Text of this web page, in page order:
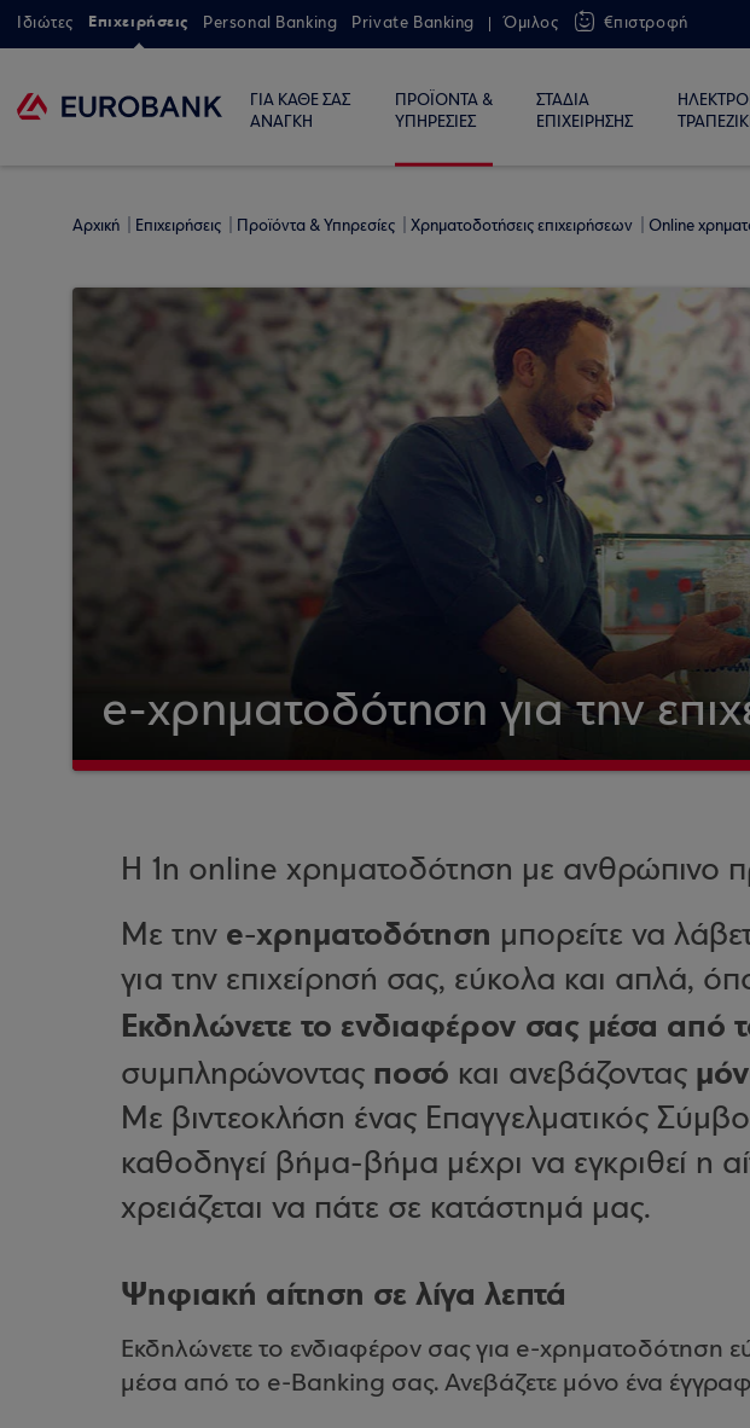
Ιδιώτες Επιχειρήσεις Personal Banking Private Banking Όμιλος €πιστροφή
ΓΙΑ ΚΑΘΕ ΣΑΣ
ΑΝΑΓΚΗ
ΠΡΟΪΟΝΤΑ &
ΥΠΗΡΕΣΙΕΣ
ΣΤΑΔΙΑ
ΕΠΙΧΕΙΡΗΣΗΣ
Αρχική Επιχειρήσεις Προϊόντα & Υπηρεσίες Χρηματοδοτήσεις επιχειρήσεων Online
e-χρηματοδότηση για την
Η 1η online χρηματοδότηση με ανθρώπινο
Με την e-χρηματοδότηση μπορείτε να
για την επιχείρησή σας, εύκολα και απλά,
Εκδηλώνετε το ενδιαφέρον σας μέσα από
συμπληρώνοντας ποσό και ανεβάζοντας
Με βιντεοκλήση ένας Επαγγελματικός
καθοδηγεί βήμα-βήμα μέχρι να εγκριθεί η
χρειάζεται να πάτε σε κατάστημά μας.
Ψηφιακή αίτηση σε λίγα λεπτά
Εκδηλώνετε το ενδιαφέρον σας για e-xρηματοδότηση
μέσα από το e-Banking σας. Ανεβάζετε μόνο ένα